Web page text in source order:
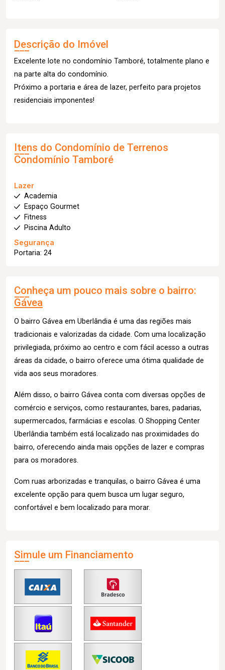
Descrição do Imóvel
Excelente lote no condomínio Tamboré, totalmente plano e
na parte alta do condomínio.
Próximo a portaria e área de lazer, perfeito para projetos
residenciais imponentes!
Itens do Condomínio de Terrenos
Condomínio Tamboré
Lazer
Academia
Espaço Gourmet
Fitness
Piscina Adulto
Segurança
Portaria: 24
Conheça um pouco mais sobre o bairro:
Gávea
O bairro Gávea em Uberlândia é uma das regiões mais
tradicionais e valorizadas da cidade. Com uma localização
privilegiada, próximo ao centro e com fácil acesso a outras
áreas da cidade, o bairro oferece uma ótima qualidade de
vida aos seus moradores.
Além disso, o bairro Gávea conta com diversas opções de
comércio e serviços, como restaurantes, bares, padarias,
supermercados, farmácias e escolas. O Shopping Center
Uberlândia também está localizado nas proximidades do
bairro, oferecendo ainda mais opções de lazer e compras
para os moradores.
Com ruas arborizadas e tranquilas, o bairro Gávea é uma
excelente opção para quem busca um lugar seguro,
confortável e bem localizado para morar.
Simule um Financiamento